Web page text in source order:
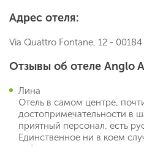
Адрес отеля:
Via Quattro Fontane, 12 -
Отзывы об отеле Anglo
Лина
Отель в самом центре,
достопримечательности в
приятный персонал, есть
Единственное ни в коем